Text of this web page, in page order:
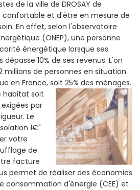
de la ville de DROSAY de
et d'être en mesure de
En effet, selon l'observatoire
(ONEP), une personne
énergétique lorsque ses
10% de ses revenus. L'on
millions de personnes en situation
en France, soit 25% des ménages.
habitat soit
par
Le
1€"
votre
de
facture
permet de réaliser des économies
consommation d'énergie (CEE) et